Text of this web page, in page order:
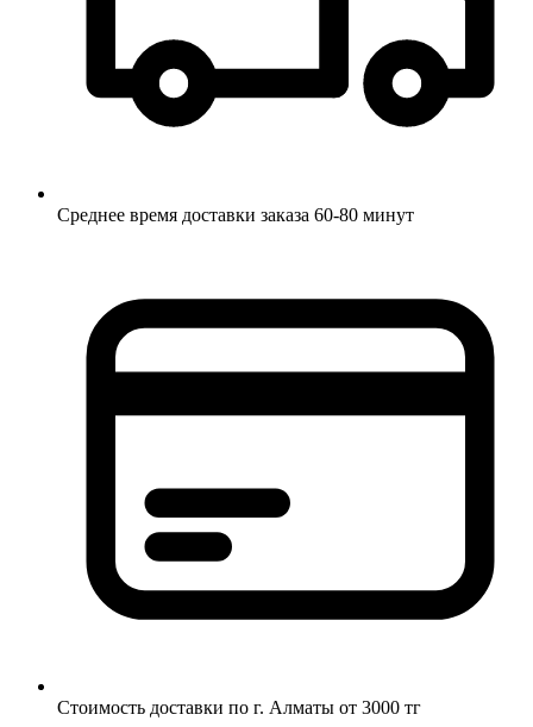
Среднее время доставки заказа 60-80 минут
Стоимость доставки по г. Алматы от 3000 тг